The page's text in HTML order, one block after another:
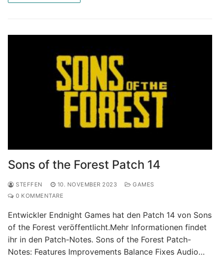
Sons of the Forest Patch 14
STEFFEN 10. NOVEMBER 2023
GAMES
0 KOMMENTARE
Entwickler Endnight Games hat den Patch 14 von Sons
of the Forest veröffentlicht.Mehr Informationen findet
ihr in den Patch-Notes. Sons of the Forest Patch-
Notes: Features Improvements Balance Fixes Audio…